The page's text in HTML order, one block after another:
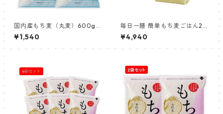
国内産もち麦（丸麦）600g機
能性表示食品× 2個
¥1,540
毎日一膳 簡単もち麦ごはん2㎏
×2袋
¥4,940